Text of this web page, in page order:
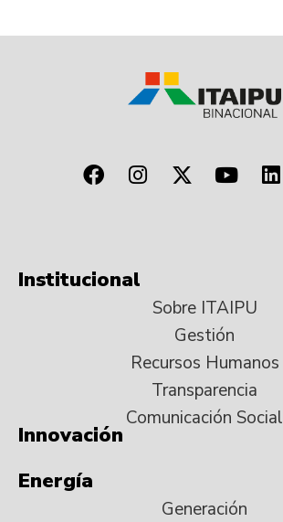
Institucional
Sobre ITAIPU
Gestión
Recursos Humanos
Transparencia
Comunicación Social
Innovación
Energía
Generación